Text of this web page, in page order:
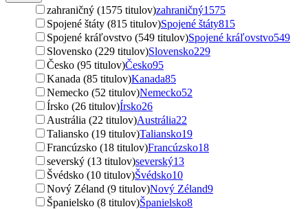
zahraničný (1575 titulov)zahraničný1575
Spojené štáty (815 titulov)Spojené štáty815
Spojené kráľovstvo (549 titulov)Spojené kráľovstvo549
Slovensko (229 titulov)Slovensko229
Česko (95 titulov)Česko95
Kanada (85 titulov)Kanada85
Nemecko (52 titulov)Nemecko52
Írsko (26 titulov)Írsko26
Austrália (22 titulov)Austrália22
Taliansko (19 titulov)Taliansko19
Francúzsko (18 titulov)Francúzsko18
severský (13 titulov)severský13
Švédsko (10 titulov)Švédsko10
Nový Zéland (9 titulov)Nový Zéland9
Španielsko (8 titulov)Španielsko8